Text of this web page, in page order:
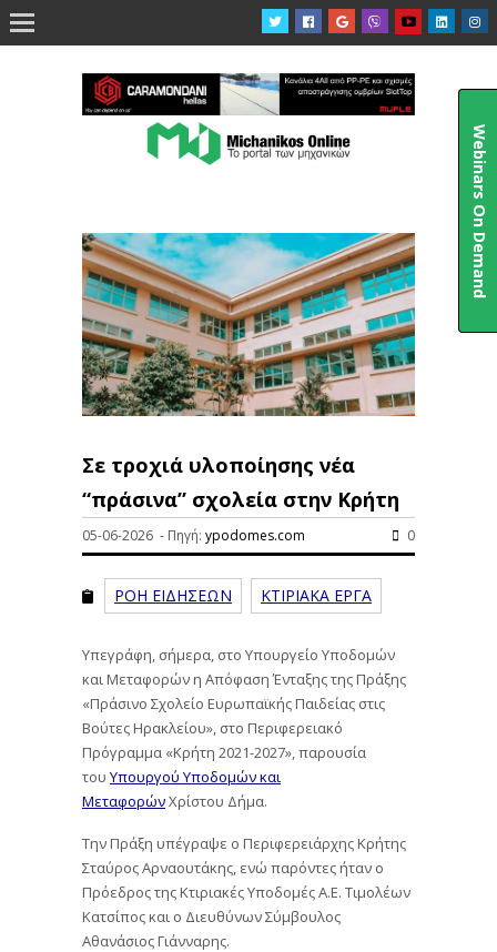

Σε τροχιά υλοποίησης νέα
“πράσινα” σχολεία στην Κρήτη
05-06-2026 - Πηγή: ypodomes.com 0
ΡΟΗ ΕΙΔΗΣΕΩΝ ΚΤΙΡΙΑΚΑ ΕΡΓΑ
Υπεγράφη, σήμερα, στο Υπουργείο Υποδομών
και Μεταφορών η Απόφαση Ένταξης της Πράξης
«Πράσινο Σχολείο Ευρωπαϊκής Παιδείας στις
Βούτες Ηρακλείου», στο Περιφερειακό
Πρόγραμμα «Κρήτη 2021-2027», παρουσία
του Υπουργού Υποδομών και
ΜεταφορώνΧρίστου Δήμα.
Την Πράξη υπέγραψε ο Περιφερειάρχης Κρήτης
Σταύρος Αρναουτάκης, ενώ παρόντες ήταν ο
Πρόεδρος της Κτιριακές Υποδομές Α.Ε. Τιμολέων
Κατσίπος και ο Διευθύνων Σύμβουλος
Αθανάσιος Γιάνναρης.
Webinars On Demand